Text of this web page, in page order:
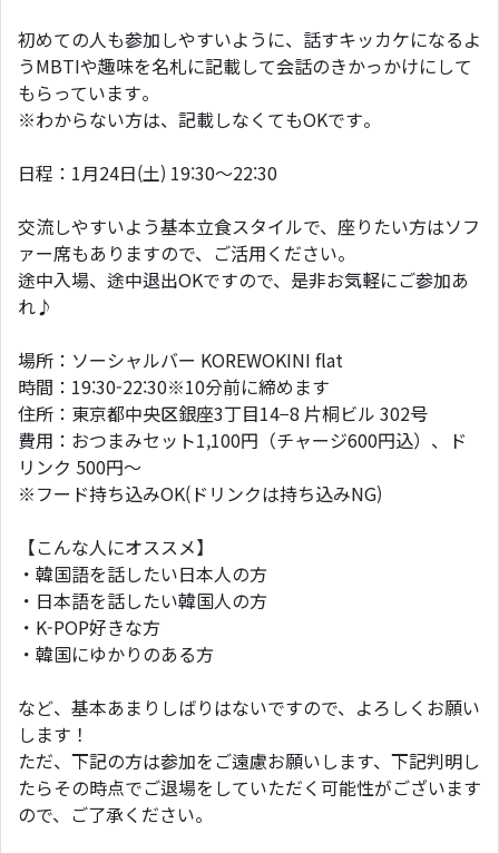
初めての人も参加しやすいように、話すキッカケになるよ
うMBTIや趣味を名札に記載して会話のきかっかけにして
もらっています。
※わからない方は、記載しなくてもOKです。
日程：1月24日(土) 19:30～22:30
交流しやすいよう基本立食スタイルで、座りたい方はソフ
ァー席もありますので、ご活用ください。
途中入場、途中退出OKですので、是非お気軽にご参加あ
れ♪
場所：ソーシャルバー KOREWOKINI flat
時間：19:30-22:30※10分前に締めます
住所：東京都中央区銀座3丁目14−8 片桐ビル 302号
費用：おつまみセット1,100円（チャージ600円込）、ド
リンク 500円〜
※フード持ち込みOK(ドリンクは持ち込みNG)
【こんな人にオススメ】
・韓国語を話したい日本人の方
・日本語を話したい韓国人の方
・K-POP好きな方
・韓国にゆかりのある方
など、基本あまりしばりはないですので、よろしくお願い
します！
ただ、下記の方は参加をご遠慮お願いします、下記判明し
たらその時点でご退場をしていただく可能性がございます
ので、ご了承ください。